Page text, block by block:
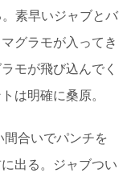
素早いジャブとバ
グラモが入ってき
モが飛び込んでく
は明確に桑原。
合いでパンチを
出る。ジャブつい